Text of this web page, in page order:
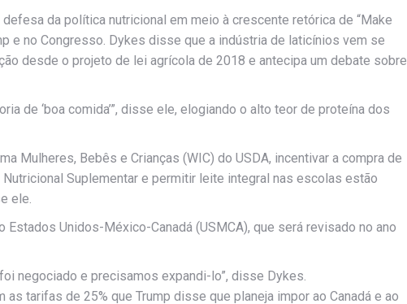
da política nutricional em meio à crescente retórica de “Make
e no Congresso. Dykes disse que a indústria de laticínios vem se
desde o projeto de lei agrícola de 2018 e antecipa um debate sobre
de ‘boa comida’”, disse ele, elogiando o alto teor de proteína dos
Mulheres, Bebês e Crianças (WIC) do USDA, incentivar a compra de
Suplementar e permitir leite integral nas escolas estão
ele.
Unidos-México-Canadá (USMCA), que será revisado no ano
negociado e precisamos expandi-lo”, disse Dykes.
tarifas de 25% que Trump disse que planeja impor ao Canadá e ao